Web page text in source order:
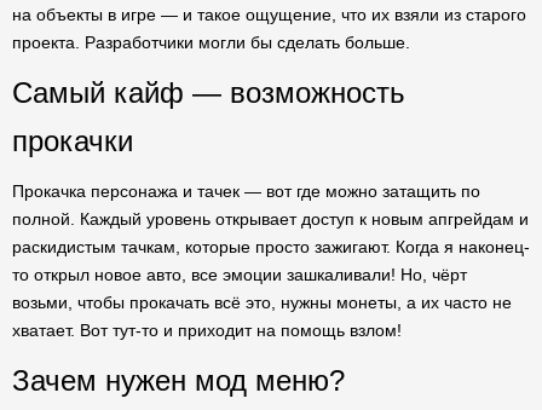
на объекты в игре — и такое ощущение, что их взяли из старого
проекта. Разработчики могли бы сделать больше.
Самый кайф — возможность
прокачки
Прокачка персонажа и тачек — вот где можно затащить по
полной. Каждый уровень открывает доступ к новым апгрейдам и
раскидистым тачкам, которые просто зажигают. Когда я наконец-
то открыл новое авто, все эмоции зашкаливали! Но, чёрт
возьми, чтобы прокачать всё это, нужны монеты, а их часто не
хватает. Вот тут-то и приходит на помощь взлом!
Зачем нужен мод меню?